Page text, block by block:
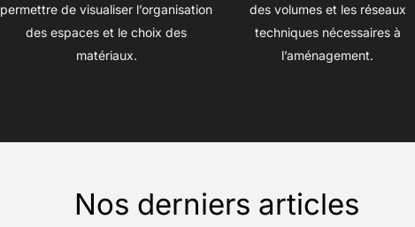
permettre de visualiser l’organisation
des espaces et le choix des
matériaux.
des volumes et les réseaux
techniques nécessaires à
l’aménagement.
Nos derniers articles